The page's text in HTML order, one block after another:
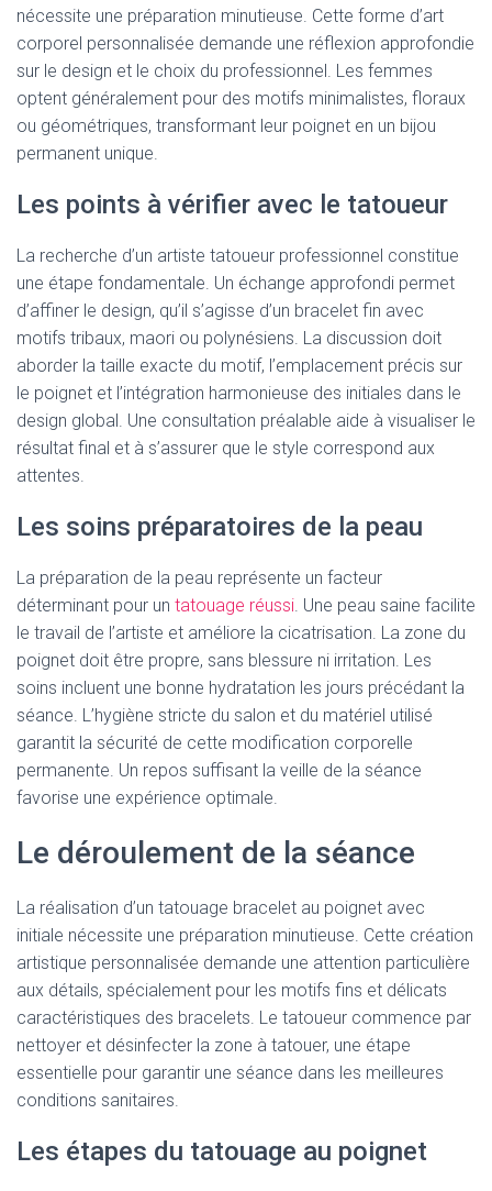
nécessite une préparation minutieuse. Cette forme d’art
corporel personnalisée demande une réflexion approfondie
sur le design et le choix du professionnel. Les femmes
optent généralement pour des motifs minimalistes, floraux
ou géométriques, transformant leur poignet en un bijou
permanent unique.
Les points à vérifier avec le tatoueur
La recherche d’un artiste tatoueur professionnel constitue
une étape fondamentale. Un échange approfondi permet
d’affiner le design, qu’il s’agisse d’un bracelet fin avec
motifs tribaux, maori ou polynésiens. La discussion doit
aborder la taille exacte du motif, l’emplacement précis sur
le poignet et l’intégration harmonieuse des initiales dans le
design global. Une consultation préalable aide à visualiser le
résultat final et à s’assurer que le style correspond aux
attentes.
Les soins préparatoires de la peau
La préparation de la peau représente un facteur
déterminant pour un tatouage réussi. Une peau saine facilite
le travail de l’artiste et améliore la cicatrisation. La zone du
poignet doit être propre, sans blessure ni irritation. Les
soins incluent une bonne hydratation les jours précédant la
séance. L’hygiène stricte du salon et du matériel utilisé
garantit la sécurité de cette modification corporelle
permanente. Un repos suffisant la veille de la séance
favorise une expérience optimale.
Le déroulement de la séance
La réalisation d’un tatouage bracelet au poignet avec
initiale nécessite une préparation minutieuse. Cette création
artistique personnalisée demande une attention particulière
aux détails, spécialement pour les motifs fins et délicats
caractéristiques des bracelets. Le tatoueur commence par
nettoyer et désinfecter la zone à tatouer, une étape
essentielle pour garantir une séance dans les meilleures
conditions sanitaires.
Les étapes du tatouage au poignet